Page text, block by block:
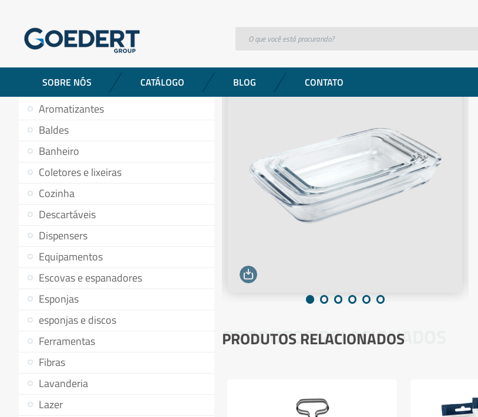
SOBRE NÓS CATÁLOGO BLOG CONTATO
CATEGORIAS DE PRODUTOS
Aromatizantes
Baldes
Banheiro
Coletores e lixeiras
Cozinha
Descartáveis
Dispensers
Equipamentos
Escovas e espanadores
Esponjas
esponjas e discos
Ferramentas
Fibras
Lavanderia
Lazer
PRODUTOS RELACIONADOS
PRODUTOS RELACIONADOS